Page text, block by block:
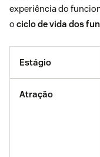
experiência do
o ciclo de vida dos
Estágio
Atração